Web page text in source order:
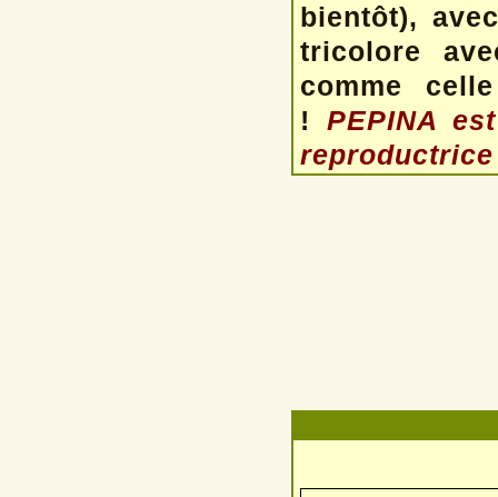
bientôt),
tricolore
comme
! PEPINA
reproductrice